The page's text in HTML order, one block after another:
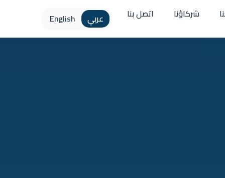
شركاؤنا اتصل بنا عربي English